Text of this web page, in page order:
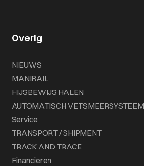
Overig
NIEUWS
MANIRAIL
HIJSBEWIJS HALEN
AUTOMATISCH VETSMEERSYSTEEM
Service
TRANSPORT / SHIPMENT
TRACK AND TRACE
Financieren